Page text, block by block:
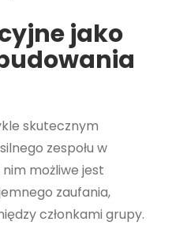
jako
skutecznym
zespołu w
możliwe jest
zaufania,
członkami grupy.